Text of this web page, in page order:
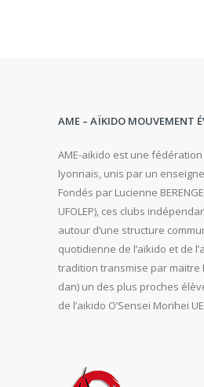
AME – AÏKIDO MOUVEMENT
AME-aikido est une fédération
lyonnais, unis par un
Fondés par Lucienne
UFOLEP), ces clubs
autour d’une structure
quotidienne de l’aïkido et de
tradition transmise par maitre
dan) un des plus proches
de l’aikido O’Sensei Morihei